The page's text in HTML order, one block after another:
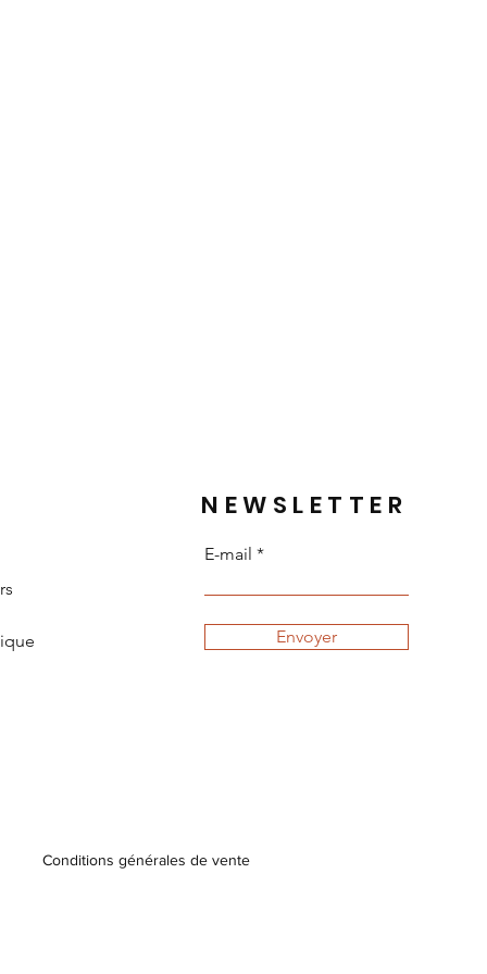
NEWSLETTER
E-mail
Envoyer
Conditions générales de vente